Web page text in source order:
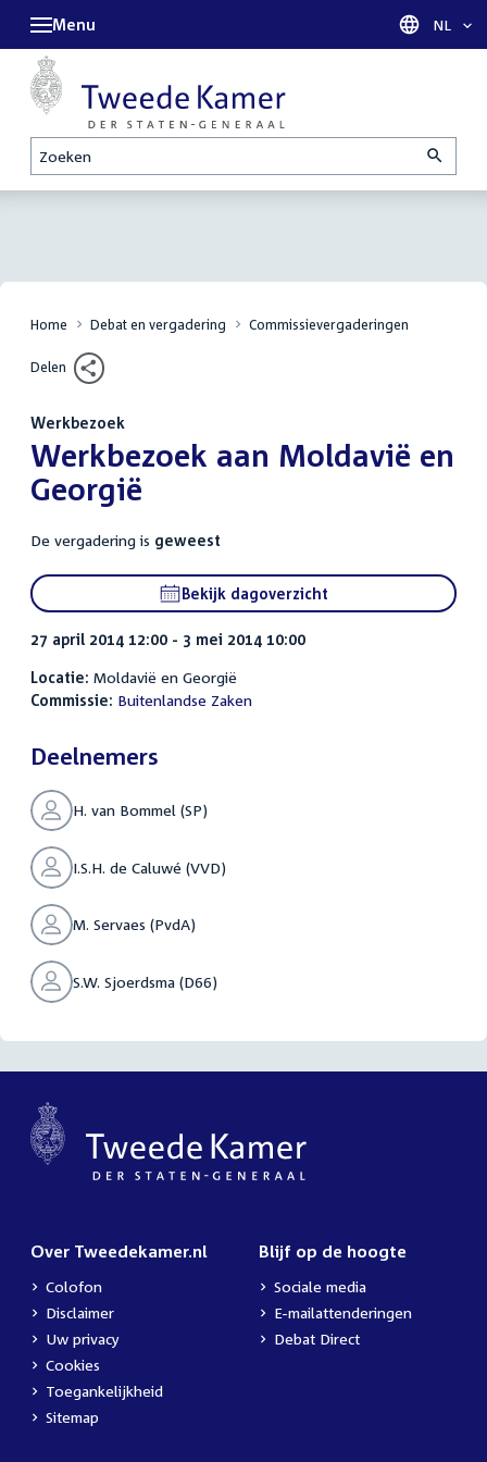
Zoeken
Menu Taal
NL
Home Debat en vergadering Commissievergaderingen
Delen
Werkbezoek
:Werkbezoek aan Moldavië en
Georgië
De vergadering is geweest
Bekijk dagoverzicht
27 april 2014 12:00 - 3 mei 2014 10:00
Locatie: Moldavië en Georgië
Commissie: Buitenlandse Zaken
Deelnemers
H. van Bommel (SP)
I.S.H. de Caluwé (VVD)
M. Servaes (PvdA)
S.W. Sjoerdsma (D66)
Over Tweedekamer.nl
Colofon
Disclaimer
Uw privacy
Cookies
Toegankelijkheid
Sitemap
Blijf op de hoogte
Sociale media
E-mailattenderingen
Debat Direct